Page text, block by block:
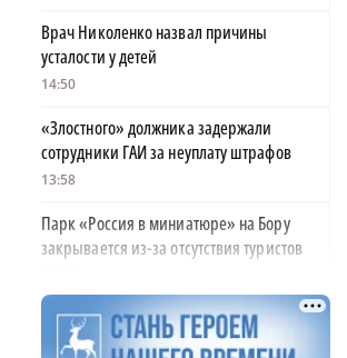
Врач Николенко назвал причины
усталости у детей
14:50
«Злостного» должника задержали
сотрудники ГАИ за неуплату штрафов
13:58
Парк «Россия в миниатюре» на Бору
закрывается из-за отсутствия туристов
Найти своего человека: как помогают
питомцам в центре «Планета кошек»